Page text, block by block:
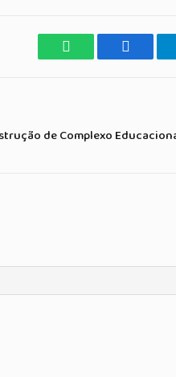
WhatsApp
de Complexo